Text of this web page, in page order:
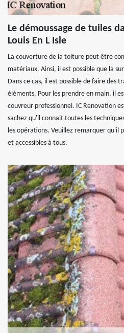
Le démoussage de tuiles
Louis En L Isle
La couverture de la toiture peut être
matériaux. Ainsi, il est possible que la
Dans ce cas, il est possible de faire des
éléments. Pour les prendre en main, il
couvreur professionnel. IC Renovation
sachez qu'il connait toutes les
les opérations. Veuillez remarquer qu'il
et accessibles à tous.